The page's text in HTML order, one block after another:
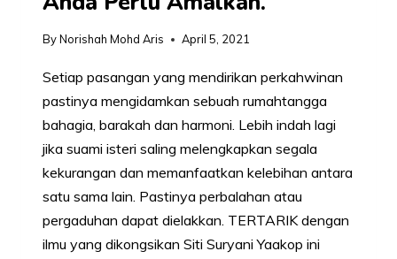
ByNorishah Mohd Aris April 5, 2021
Setiap pasangan yang mendirikan perkahwinan
pastinya mengidamkan sebuah rumahtangga
bahagia, barakah dan harmoni. Lebih indah lagi
jika suami isteri saling melengkapkan segala
kekurangan dan memanfaatkan kelebihan antara
satu sama lain. Pastinya perbalahan atau
pergaduhan dapat dielakkan. TERTARIK dengan
ilmu yang dikongsikan Siti Suryani Yaakop ini